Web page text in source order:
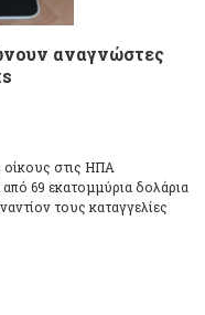
αναγνώστες
οίκους στις ΗΠΑ
69 εκατομμύρια δολάρια
τους καταγγελίες